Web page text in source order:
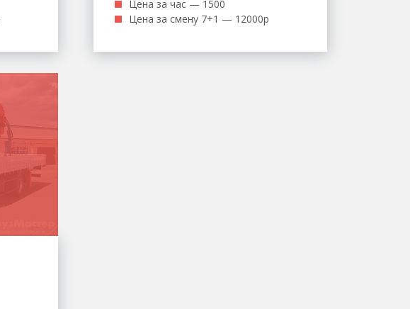
Цена за час — 1500
Цена за смену 7+1 — 12000р